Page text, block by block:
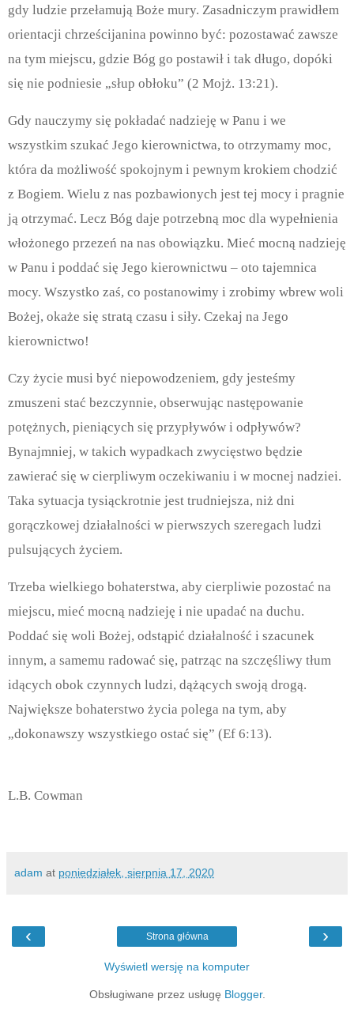
gdy ludzie przełamują Boże mury. Zasadniczym prawidłem
orientacji chrześcijanina powinno być: pozostawać zawsze
na tym miejscu, gdzie Bóg go postawił i tak długo, dopóki
się nie podniesie „słup obłoku” (2 Mojż. 13:21).
Gdy nauczymy się pokładać nadzieję w Panu i we
wszystkim szukać Jego kierownictwa, to otrzymamy moc,
która da możliwość spokojnym i pewnym krokiem chodzić
z Bogiem. Wielu z nas pozbawionych jest tej mocy i pragnie
ją otrzymać. Lecz Bóg daje potrzebną moc dla wypełnienia
włożonego przezeń na nas obowiązku. Mieć mocną nadzieję
w Panu i poddać się Jego kierownictwu – oto tajemnica
mocy. Wszystko zaś, co postanowimy i zrobimy wbrew woli
Bożej, okaże się stratą czasu i siły. Czekaj na Jego
kierownictwo!
Czy życie musi być niepowodzeniem, gdy jesteśmy
zmuszeni stać bezczynnie, obserwując następowanie
potężnych, pieniących się przypływów i odpływów?
Bynajmniej, w takich wypadkach zwycięstwo będzie
zawierać się w cierpliwym oczekiwaniu i w mocnej nadziei.
Taka sytuacja tysiąckrotnie jest trudniejsza, niż dni
gorączkowej działalności w pierwszych szeregach ludzi
pulsujących życiem.
Trzeba wielkiego bohaterstwa, aby cierpliwie pozostać na
miejscu, mieć mocną nadzieję i nie upadać na duchu.
Poddać się woli Bożej, odstąpić działalność i szacunek
innym, a samemu radować się, patrząc na szczęśliwy tłum
idących obok czynnych ludzi, dążących swoją drogą.
Największe bohaterstwo życia polega na tym, aby
„dokonawszy wszystkiego ostać się” (Ef 6:13).
L.B. Cowman
adam at poniedziałek, sierpnia 17, 2020
‹ ›
Strona główna
Wyświetl wersję na komputer
Obsługiwane przez usługę Blogger.